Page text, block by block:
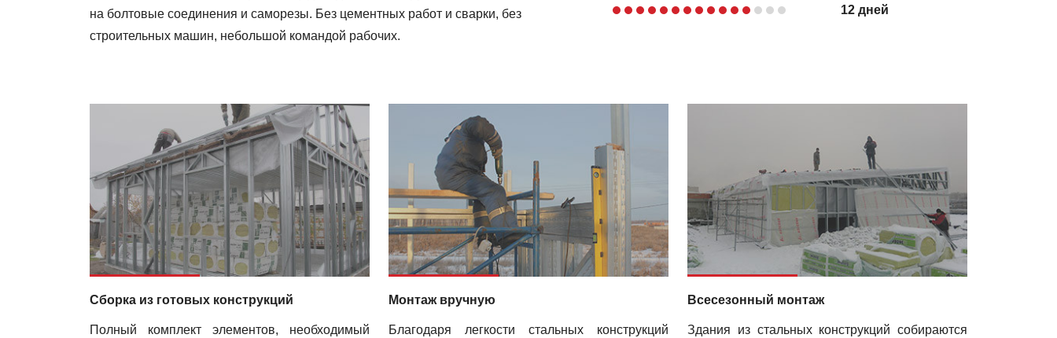
на болтовые соединения и саморезы. Без цементных работ и сварки, без
строительных машин, небольшой командой рабочих.
12 дней
Сборка из готовых конструкций
Полный комплект элементов, необходимый
Монтаж вручную
Благодаря легкости стальных конструкций
Всесезонный монтаж
Здания из стальных конструкций собираются